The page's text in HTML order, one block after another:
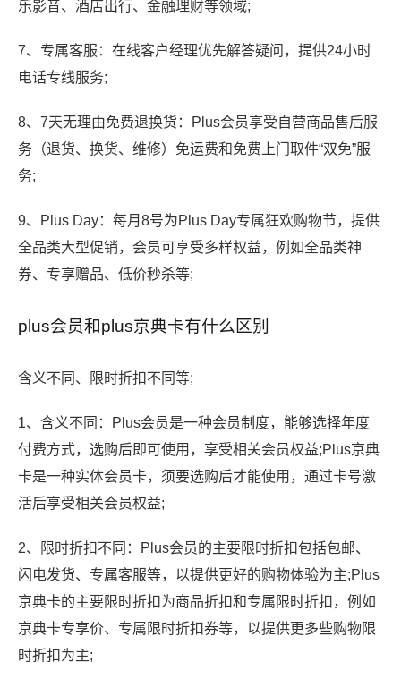
乐影音、酒店出行、金融理财等领域;
7、专属客服：在线客户经理优先解答疑问，提供24小时
电话专线服务;
8、7天无理由免费退换货：Plus会员享受自营商品售后服
务（退货、换货、维修）免运费和免费上门取件“双免”服
务;
9、Plus Day：每月8号为Plus Day专属狂欢购物节，提供
全品类大型促销，会员可享受多样权益，例如全品类神
券、专享赠品、低价秒杀等;
plus会员和plus京典卡有什么区别
含义不同、限时折扣不同等;
1、含义不同：Plus会员是一种会员制度，能够选择年度
付费方式，选购后即可使用，享受相关会员权益;Plus京典
卡是一种实体会员卡，须要选购后才能使用，通过卡号激
活后享受相关会员权益;
2、限时折扣不同：Plus会员的主要限时折扣包括包邮、
闪电发货、专属客服等，以提供更好的购物体验为主;Plus
京典卡的主要限时折扣为商品折扣和专属限时折扣，例如
京典卡专享价、专属限时折扣券等，以提供更多些购物限
时折扣为主;